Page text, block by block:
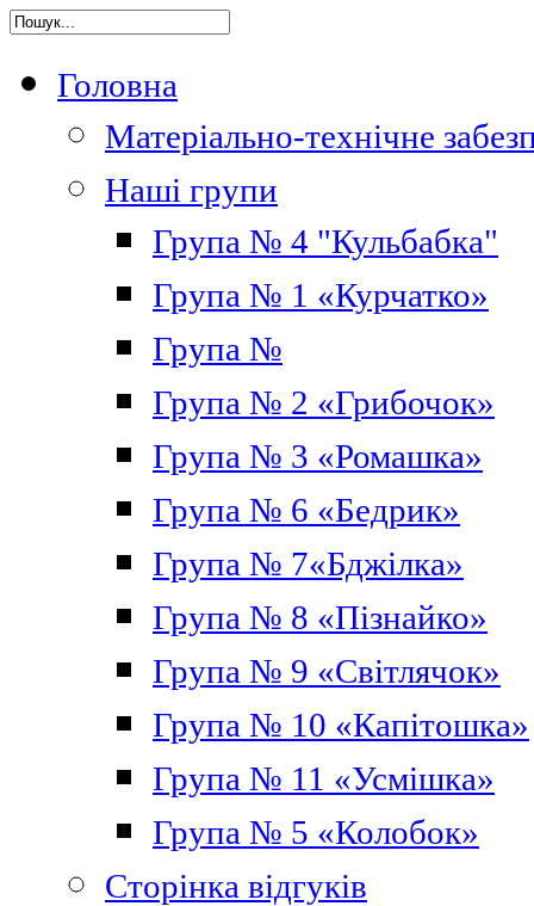
Головна
Матеріально-технічне
Наші групи
Група № 4 "Кульбабка"
Група № 1 «Курчатко»
Група №
Група № 2 «Грибочок»
Група № 3 «Ромашка»
Група № 6 «Бедрик»
Група № 7«Бджілка»
Група № 8 «Пізнайко»
Група № 9 «Світлячок»
Група № 10 «Капітошка»
Група № 11 «Усмішка»
Група № 5 «Колобок»
Сторінка відгуків